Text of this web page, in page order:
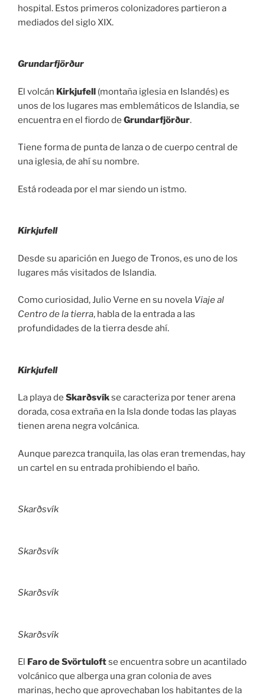
hospital. Estos primeros colonizadores partieron a
mediados del siglo XIX.
Grundarfjörður
El volcán Kirkjufell (montaña iglesia en Islandés) es
unos de los lugares mas emblemáticos de Islandia, se
encuentra en el fiordo de Grundarfjörður.
Tiene forma de punta de lanza o de cuerpo central de
una iglesia, de ahí su nombre.
Está rodeada por el mar siendo un istmo.
Kirkjufell
Desde su aparición en Juego de Tronos, es uno de los
lugares más visitados de Islandia.
Como curiosidad, Julio Verne en su novela Viaje al
Centro de la tierra, habla de la entrada a las
profundidades de la tierra desde ahí.
Kirkjufell
La playa de Skarðsvíkse caracteriza por tener arena
dorada, cosa extraña en la Isla donde todas las playas
tienen arena negra volcánica.
Aunque parezca tranquila, las olas eran tremendas, hay
un cartel en su entrada prohibiendo el baño.
Skarðsvík
Skarðsvík
Skarðsvík
Skarðsvík
El Faro de Svörtuloftse encuentra sobre un acantilado
volcánico que alberga una gran colonia de aves
marinas, hecho que aprovechaban los habitantes de la